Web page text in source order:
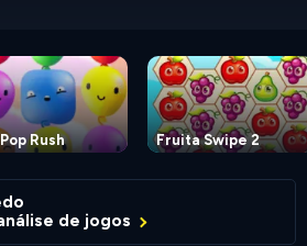
Rush Fruita Swipe 2
de jogos